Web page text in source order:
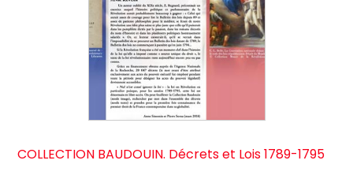
COLLECTION BAUDOUIN. Décrets et Lois 1789-1795